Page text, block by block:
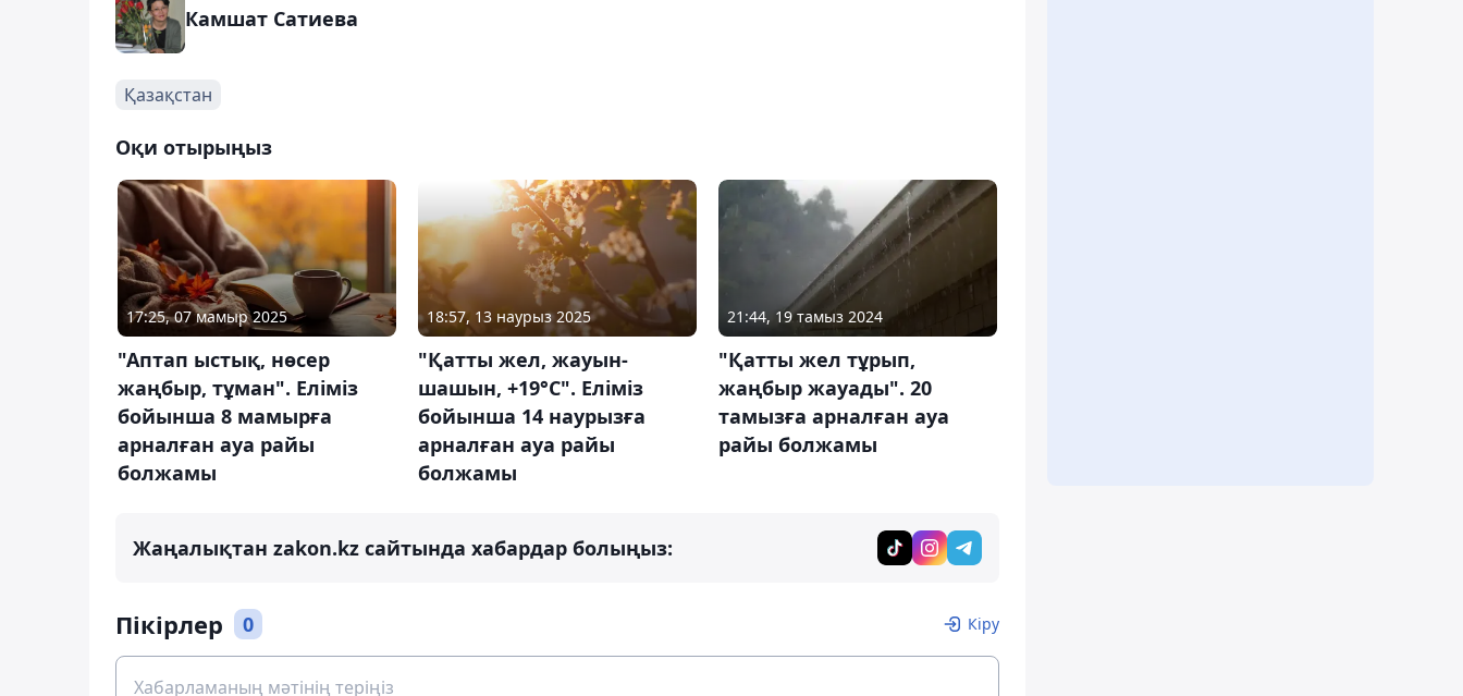
Камшат Сатиева
Қазақстан
Оқи отырыңыз
17:25, 07 мамыр 2025
"Аптап ыстық, нөсер
жаңбыр, тұман". Еліміз
бойынша 8 мамырға
арналған ауа райы
болжамы
18:57, 13 наурыз 2025
"Қатты жел, жауын-
шашын, +19°C". Еліміз
бойынша 14 наурызға
арналған ауа райы
болжамы
21:44, 19 тамыз 2024
"Қатты жел тұрып,
жаңбыр жауады". 20
тамызға арналған ауа
райы болжамы
Жаңалықтан zakon.kz сайтында хабардар болыңыз:
Пікірлер 0 Кіру